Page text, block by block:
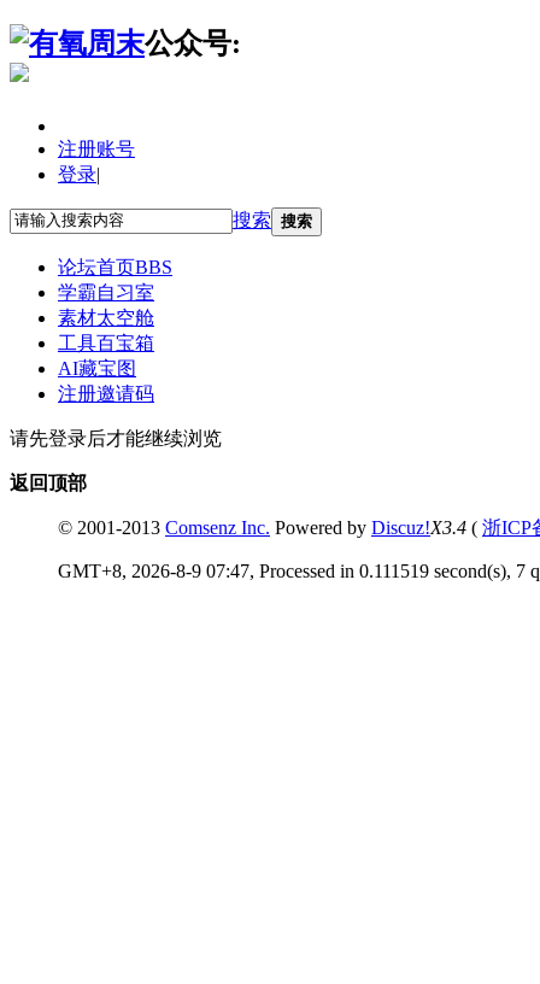
公众号:
注册账号
登录|
搜索 搜索
论坛首页BBS
学霸自习室
素材太空舱
工具百宝箱
AI藏宝图
注册邀请码
请先登录后才能继续浏览
返回顶部
© 2001-2013 Comsenz Inc. Powered by Discuz!X3.4 ( 浙ICP
GMT+8, 2026-8-9 07:47, Processed in 0.111519 second(s), 7